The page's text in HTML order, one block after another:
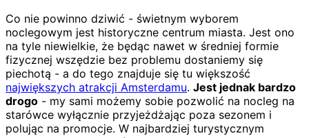
Co nie powinno dziwić - świetnym wyborem
noclegowym jest historyczne centrum miasta. Jest ono
na tyle niewielkie, że będąc nawet w średniej formie
fizycznej wszędzie bez problemu dostaniemy się
piechotą - a do tego znajduje się tu większość
największych atrakcji Amsterdamu. Jest jednak bardzo
drogo - my sami możemy sobie pozwolić na nocleg na
starówce wyłącznie przyjeżdżając poza sezonem i
polując na promocje. W najbardziej turystycznym